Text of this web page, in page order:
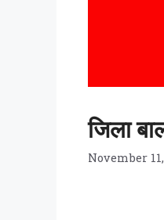
जिला
November